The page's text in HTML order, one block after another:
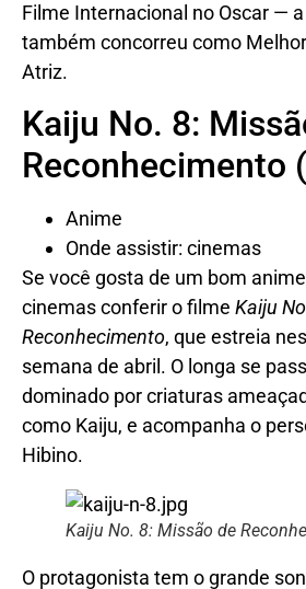
Filme Internacional no Oscar —
também concorreu como
Atriz.
Kaiju No. 8:
Reconhecimento
Anime
Onde assistir: cinemas
Se você gosta de um bom
cinemas conferir o filme Kaiju
Reconhecimento, que estreia
semana de abril. O longa se
dominado por criaturas
como Kaiju, e acompanha o
Hibino.
Kaiju No. 8: Missão de
O protagonista tem o grande